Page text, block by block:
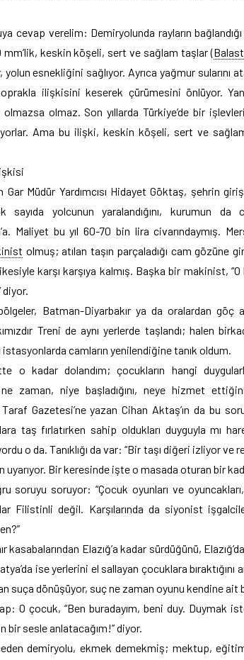
cevap verelim: Demiryolunda rayların
mm’lik, keskin köşeli, sert ve sağlam taşlar (Balast
yolun esnekliğini sağlıyor. Ayrıca yağmur
ilişkisini keserek çürümesini önlüyor.
olmaz. Son yıllarda Türkiye’de bir
Ama bu ilişki, keskin köşeli, sert ve
Gar Müdür Yardımcısı Hidayet Göktaş, şehrin
sayıda yolcunun yaralandığını, kurumun da
Maliyet bu yıl 60-70 bin lira civarındaymış.
olmuş; atılan taşın parçaladığı cam gözüne
karşı karşıya kalmış. Başka bir makinist,
diyor.
Batman-Diyarbakır ya da oralardan göç
Treni de aynı yerlerde taşlandı; halen
istasyonlarda camların yenilendiğine tanık oldum.
o kadar dolandım; çocukların hangi
ne zaman, niye başladığını, neye hizmet
Gazetesi’ne yazan Cihan Aktaş’ın da bu
taş fırlatırken sahip oldukları duyguyla mı
o da. Tanıklığı da var: “Bir taşı diğeri izliyor ve
uyarıyor. Bir keresinde işte o masada oturan bir
soruyu soruyor: “Çocuk oyunları ve
Filistinli değil. Karşılarında da siyonist
kasabalarından Elazığ’a kadar sürdüğünü,
ise yerlerini el sallayan çocuklara
suça dönüşüyor, suç ne zaman oyunu kendine ait
O çocuk, “Ben buradayım, beni duy. Duymak
bir sesle anlatacağım!” diyor.
demiryolu, ekmek demekmiş; mektup,